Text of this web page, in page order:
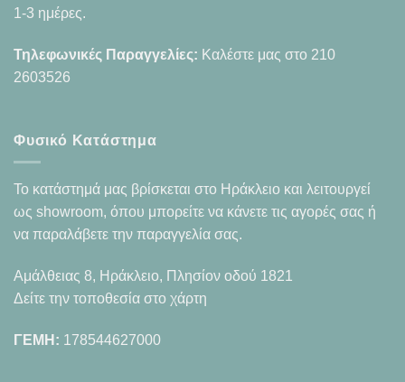
1-3 ημέρες.
Τηλεφωνικές Παραγγελίες: Καλέστε μας στο 210
2603526
Φυσικό Κατάστημα
Το κατάστημά μας βρίσκεται στο Ηράκλειο και λειτουργεί
ως showroom, όπου μπορείτε να κάνετε τις αγορές σας ή
να παραλάβετε την παραγγελία σας.
Αμάλθειας 8, Ηράκλειο, Πλησίον οδού 1821
Δείτε την τοποθεσία στο χάρτη
ΓΕΜΗ: 178544627000